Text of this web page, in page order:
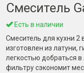
Смеситель
Есть в наличии
Смеситель для кухни 2
изготовлен из латуни,
легкостью добраться
фильтру сэкономит